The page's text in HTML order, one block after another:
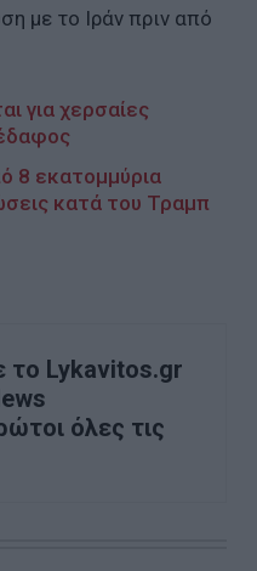
με το Ιράν πριν από
για χερσαίες
8 εκατομμύρια
κατά του Τραμπ
το Lykavitos.gr
όλες τις